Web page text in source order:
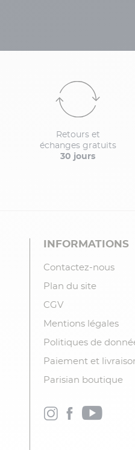
Retours et
échanges gratuits
30 jours
INFORMATIONS
Contactez-nous
Plan du site
CGV
Mentions légales
Politiques de
Paiement et
Parisian boutique